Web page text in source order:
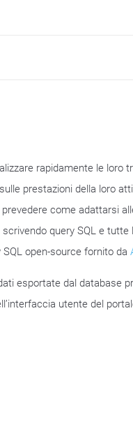
rapidamente le loro
prestazioni della loro
come adattarsi
query SQL e tutte
open-source fornito da
esportate dal database
utente del